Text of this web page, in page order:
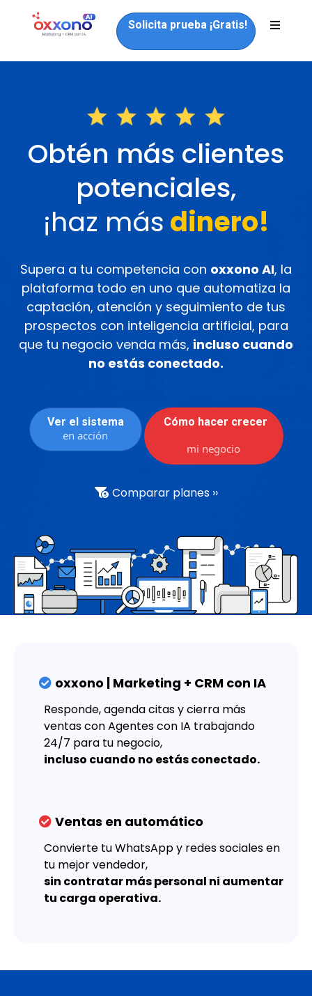
Solicita prueba ¡Gratis!
Obtén más clientes
potenciales,
¡haz más dinero!
Supera a tu competencia con oxxono AI, la
plataforma todo en uno que automatiza la
captación, atención y seguimiento de tus
prospectos con inteligencia artificial, para
que tu negocio venda más, incluso cuando
no estás conectado.
Ver el sistema
en acción
Cómo hacer crecer
mi negocio
Comparar planes ››
oxxono | Marketing + CRM con IA
Responde, agenda citas y cierra más
ventas con Agentes con IA trabajando
24/7 para tu negocio,
incluso cuando no estás conectado.
Ventas en automático
Convierte tu WhatsApp y redes sociales en
tu mejor vendedor,
sin contratar más personal ni aumentar
tu carga operativa.